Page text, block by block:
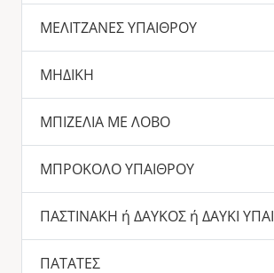
ΜΕΛΙΤΖΑΝΕΣ ΥΠΑΙΘΡΟΥ
ΜΗΔΙΚΗ
ΜΠΙΖΕΛΙΑ ΜΕ ΛΟΒΟ
ΜΠΡΟΚΟΛΟ ΥΠΑΙΘΡΟΥ
ΠΑΣΤΙΝΑΚΗ ή ΔΑΥΚΟΣ ή ΔΑΥΚΙ
ΠΑΤΑΤΕΣ